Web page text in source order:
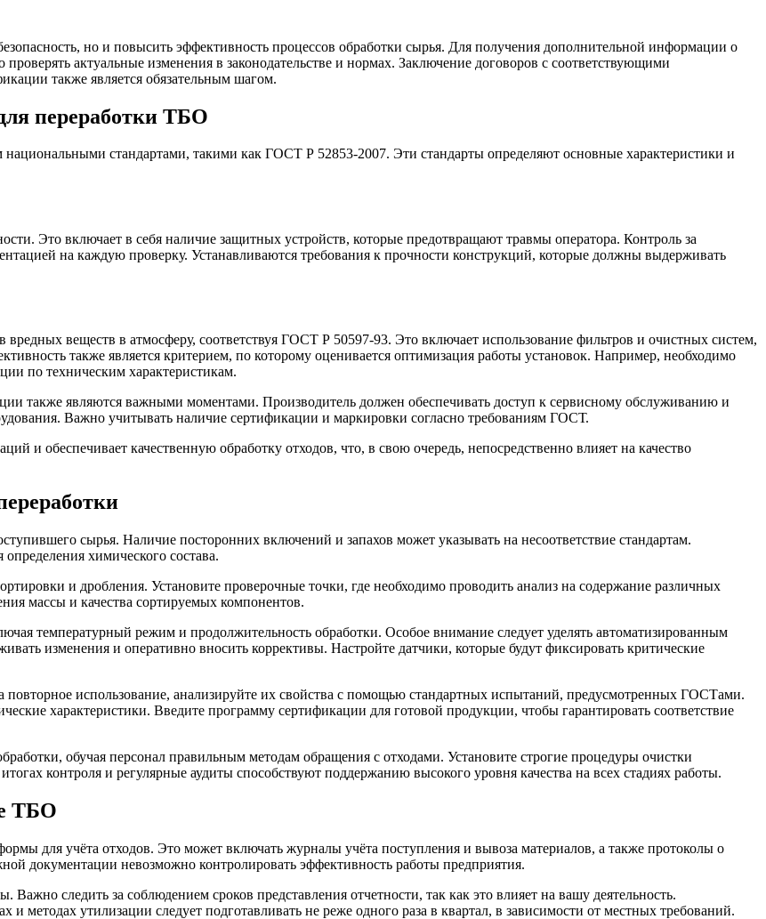
но и повысить эффективность процессов обработки сырья. Для получения дополнительной информации о
актуальные изменения в законодательстве и нормах. Заключение договоров с соответствующими
также является обязательным шагом.
переработки ТБО
стандартами, такими как ГОСТ Р 52853-2007. Эти стандарты определяют основные характеристики и
Это включает в себя наличие защитных устройств, которые предотвращают травмы оператора. Контроль за
на каждую проверку. Устанавливаются требования к прочности конструкций, которые должны выдерживать
веществ в атмосферу, соответствуя ГОСТ Р 50597-93. Это включает использование фильтров и очистных систем,
также является критерием, по которому оценивается оптимизация работы установок. Например, необходимо
по техническим характеристикам.
также являются важными моментами. Производитель должен обеспечивать доступ к сервисному обслуживанию и
Важно учитывать наличие сертификации и маркировки согласно требованиям ГОСТ.
и обеспечивает качественную обработку отходов, что, в свою очередь, непосредственно влияет на качество
сырья. Наличие посторонних включений и запахов может указывать на несоответствие стандартам.
химического состава.
и дробления. Установите проверочные точки, где необходимо проводить анализ на содержание различных
массы и качества сортируемых компонентов.
температурный режим и продолжительность обработки. Особое внимание следует уделять автоматизированным
изменения и оперативно вносить коррективы. Настройте датчики, которые будут фиксировать критические
использование, анализируйте их свойства с помощью стандартных испытаний, предусмотренных ГОСТами.
характеристики. Введите программу сертификации для готовой продукции, чтобы гарантировать соответствие
обучая персонал правильным методам обращения с отходами. Установите строгие процедуры очистки
контроля и регулярные аудиты способствуют поддержанию высокого уровня качества на всех стадиях работы.
ТБО
для учёта отходов. Это может включать журналы учёта поступления и вывоза материалов, а также протоколы о
документации невозможно контролировать эффективность работы предприятия.
следить за соблюдением сроков представления отчетности, так как это влияет на вашу деятельность.
методах утилизации следует подготавливать не реже одного раза в квартал, в зависимости от местных требований.